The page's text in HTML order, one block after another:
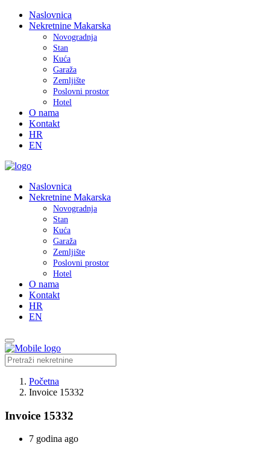
Naslovnica
Nekretnine Makarska
Novogradnja
Stan
Kuća
Garaža
Zemljište
Poslovni prostor
Hotel
O nama
Kontakt
HR
EN
Naslovnica
Nekretnine Makarska
Novogradnja
Stan
Kuća
Garaža
Zemljište
Poslovni prostor
Hotel
O nama
Kontakt
HR
EN
Početna
Invoice 15332
Invoice 15332
7 godina ago